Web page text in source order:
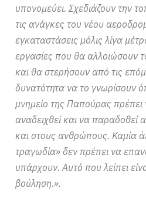
υπονομεύει. Σχεδιάζουν την
τις ανάγκες του νέου
εγκαταστάσεις μόλις λίγα
εργασίες που θα αλλοιώσουν
και θα στερήσουν από τις
δυνατότητα να το γνωρίσουν
μνημείο της Παπούρας
αναδειχθεί και να παραδοθεί
και στους ανθρώπους. Καμία
τραγωδία» δεν πρέπει να
υπάρχουν. Αυτό που λείπει
βούληση.».